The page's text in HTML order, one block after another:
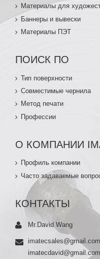
Материалы для
Баннеры и вывески
Материалы ПЭТ
ПОИСК ПО
Тип поверхности
Совместимые чернила
Метод печати
Профессии
О КОМПАНИИ
Профиль компании
Часто задаваемые
КОНТАКТЫ
Mr.David Wang
imatecsales@gmail.com
imatecdavid@gmail.com